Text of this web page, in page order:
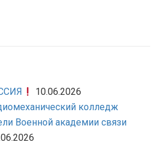
10.06.2026
колледж
Военной академии связи